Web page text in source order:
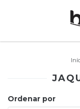
Ordenar por